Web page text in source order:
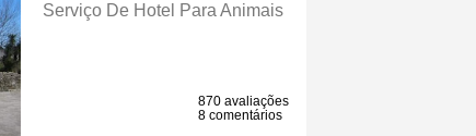
Serviço De Hotel Para Animais
870 avaliações
8 comentários